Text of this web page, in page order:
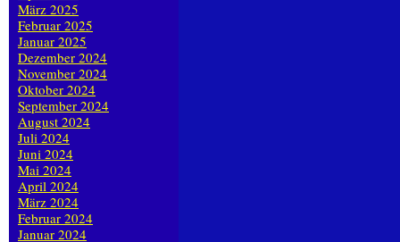
März 2025
Februar 2025
Januar 2025
Dezember 2024
November 2024
Oktober 2024
September 2024
August 2024
Juli 2024
Juni 2024
Mai 2024
April 2024
März 2024
Februar 2024
Januar 2024